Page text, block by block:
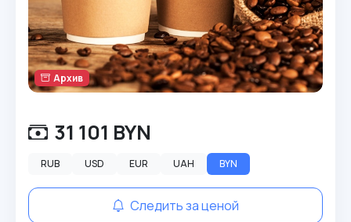
Архив
31 101 BYN
RUB USD EUR UAH BYN
Следить за ценой